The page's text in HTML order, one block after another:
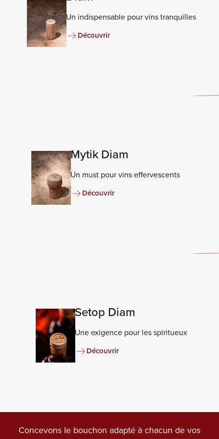
Un indispensable pour vins tranquilles
Découvrir
Mytik Diam
Un must pour vins effervescents
Découvrir
Setop Diam
Une exigence pour les spiritueux
Découvrir
Concevons le bouchon adapté à chacun de vos